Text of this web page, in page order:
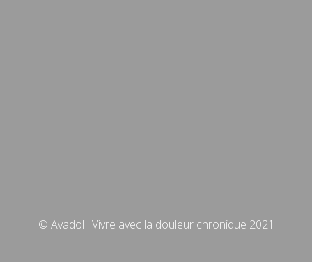
© Avadol : Vivre avec la douleur chronique 2021